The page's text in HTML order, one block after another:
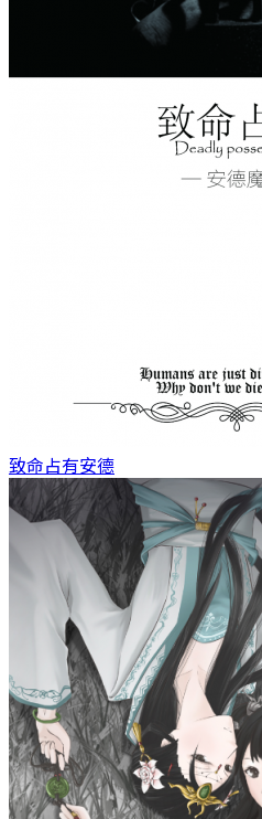
致命占有安德